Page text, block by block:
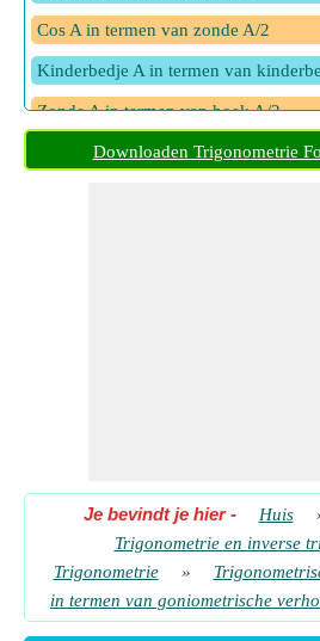
Cos A in termen van zonde A/2
Kinderbedje A in termen van
Zonde A in termen van hoek A/2
Zonde A in termen van Tan A/2
Downloaden Trigonometrie
Je bevindt je hier- Huis
Trigonometrie en inverse
Trigonometrie
»
in termen van goniometrische